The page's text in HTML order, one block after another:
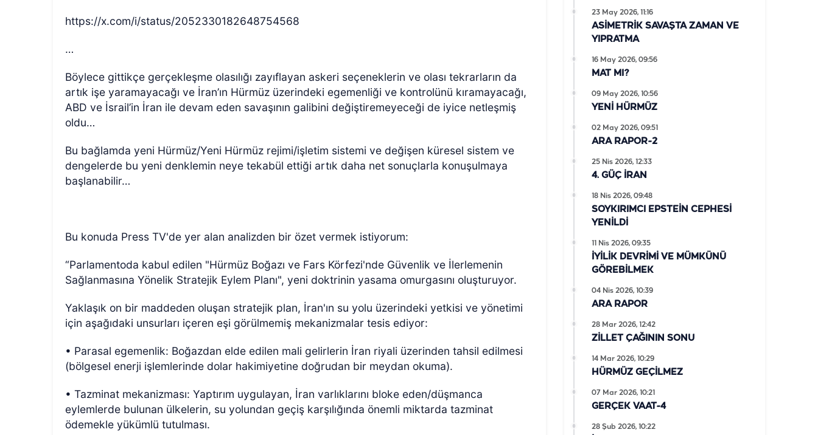
https://x.com/i/status/2052330182648754568
…
Böylece gittikçe gerçekleşme olasılığı zayıflayan askeri seçeneklerin ve olası tekrarların da
artık işe yaramayacağı ve İran’ın Hürmüz üzerindeki egemenliği ve kontrolünü kıramayacağı,
ABD ve İsrail’in İran ile devam eden savaşının galibini değiştiremeyeceği de iyice netleşmiş
oldu…
Bu bağlamda yeni Hürmüz/Yeni Hürmüz rejimi/işletim sistemi ve değişen küresel sistem ve
dengelerde bu yeni denklemin neye tekabül ettiği artık daha net sonuçlarla konuşulmaya
başlanabilir…
Bu konuda Press TV'de yer alan analizden bir özet vermek istiyorum:
“Parlamentoda kabul edilen "Hürmüz Boğazı ve Fars Körfezi'nde Güvenlik ve İlerlemenin
Sağlanmasına Yönelik Stratejik Eylem Planı", yeni doktrinin yasama omurgasını oluşturuyor.
Yaklaşık on bir maddeden oluşan stratejik plan, İran'ın su yolu üzerindeki yetkisi ve yönetimi
için aşağıdaki unsurları içeren eşi görülmemiş mekanizmalar tesis ediyor:
• Parasal egemenlik: Boğazdan elde edilen mali gelirlerin İran riyali üzerinden tahsil edilmesi
(bölgesel enerji işlemlerinde dolar hakimiyetine doğrudan bir meydan okuma).
• Tazminat mekanizması: Yaptırım uygulayan, İran varlıklarını bloke eden/düşmanca
eylemlerde bulunan ülkelerin, su yolundan geçiş karşılığında önemli miktarda tazminat
ödemekle yükümlü tutulması.
ASİMETRİK SAVAŞTA ZAMAN VE
YIPRATMA
23 May 2026, 11:16
MAT MI?
16 May 2026, 09:56
YENİ HÜRMÜZ
09 May 2026, 10:56
ARA RAPOR-2
02 May 2026, 09:51
4. GÜÇ İRAN
25 Nis 2026, 12:33
SOYKIRIMCI EPSTEİN CEPHESİ
YENİLDİ
18 Nis 2026, 09:48
İYİLİK DEVRİMİ VE MÜMKÜNÜ
GÖREBİLMEK
11 Nis 2026, 09:35
ARA RAPOR
04 Nis 2026, 10:39
ZİLLET ÇAĞININ SONU
28 Mar 2026, 12:42
HÜRMÜZ GEÇİLMEZ
14 Mar 2026, 10:29
GERÇEK VAAT-4
07 Mar 2026, 10:21
28 Şub 2026, 10:22